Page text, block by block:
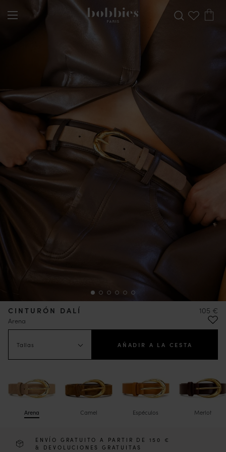
CINTURÓN DALÍ
Arena
105 €
Tallas AÑADIR A LA CESTA
Arena Camel Espéculos Merlot
ENVÍO GRATUITO A PARTIR DE 150 €
& DEVOLUCIONES GRATUITAS